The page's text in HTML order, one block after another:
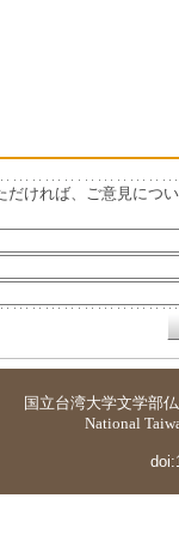
だければ、ご意見につ
国立台湾大学文学部
National